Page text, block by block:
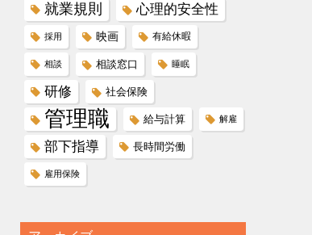
就業規則 心理的安全性
採用 映画 有給休暇
相談 相談窓口 睡眠
研修 社会保険
管理職 給与計算 解雇
部下指導 長時間労働
雇用保険